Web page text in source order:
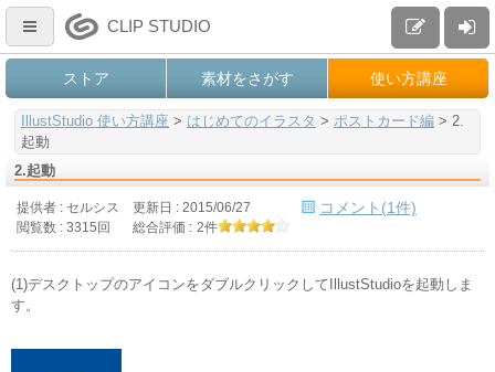
CLIP STUDIO
ストア 素材をさがす 使い方講座
IllustStudio 使い方講座 > はじめてのイラスタ > ポストカード編 > 2.
起動
2.起動
提供者 : セルシス 更新日 : 2015/06/27
閲覧数 : 3315回
総合評価 : 2件
コメント(1件)
(1)デスクトップのアイコンをダブルクリックしてIllustStudioを起動しま
す。